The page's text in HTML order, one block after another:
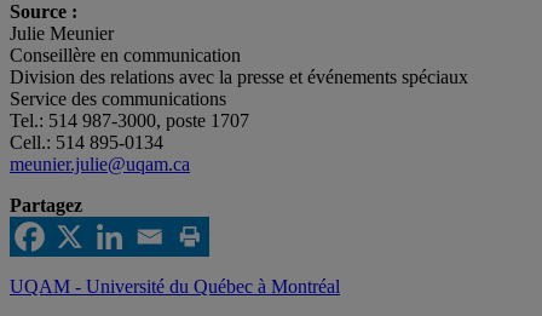
Source :
Julie Meunier
Conseillère en communication
Division des relations avec la presse et événements spéciaux
Service des communications
Tel.: 514 987-3000, poste 1707
Cell.: 514 895-0134
meunier.julie@uqam.ca
Partagez
UQAM - Université du Québec à Montréal